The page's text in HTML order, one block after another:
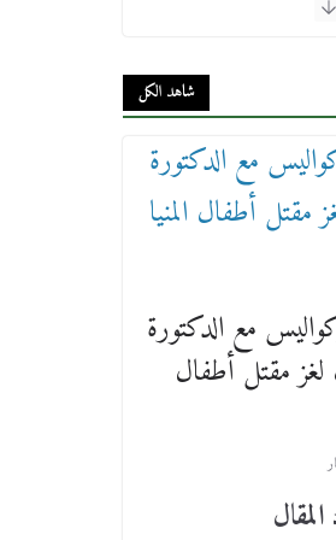
هدوء الأحد الماضي
أبو القانون الدولي هكذا نعي
سامح عبد الحكم استاذه
شهاب
النقل والمواصلات بمجلس
شاهد الكل
مع الدكتورة
مقتل أطفال